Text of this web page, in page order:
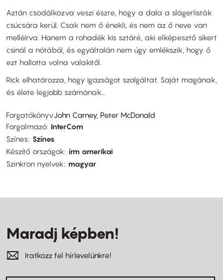
Aztán csodálkozva veszi észre, hogy a dala a slágerlisták
csúcsára kerül. Csak nem ő énekli, és nem az ő neve van
melléírva. Hanem a rohadék kis sztáré, aki elképesztő sikert
csinál a nótából, és egyáltalán nem úgy emlékszik, hogy ő
ezt hallotta volna valakitől.
Rick elhatározza, hogy igazságot szolgáltat. Saját magának,
és élete legjobb számának…
ForgatókönyvJohn Carney, Peter McDonald
Forgalmazó InterCom
Színes Színes
Készítő országok írm amerikai
Szinkron nyelvek
magyar
Maradj képben!
Iratkozz fel hírlevelünkre!